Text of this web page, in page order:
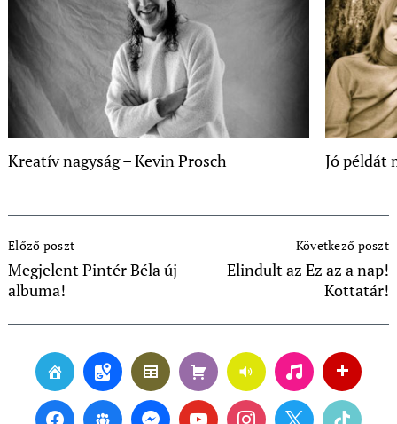
Kreatív nagyság – Kevin Prosch Jó példát
Navigation
Előző poszt
Megjelent Pintér Béla új
albuma!
Következő poszt
Elindult az Ez az a nap!
Kottatár!